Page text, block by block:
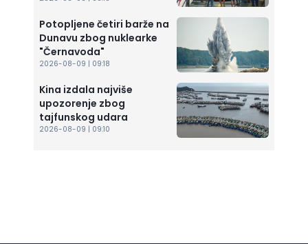
Potopljene četiri barže na
Dunavu zbog nuklearke
"Černavoda"
2026-08-09 | 09:18
Kina izdala najviše
upozorenje zbog
tajfunskog udara
2026-08-09 | 09:10